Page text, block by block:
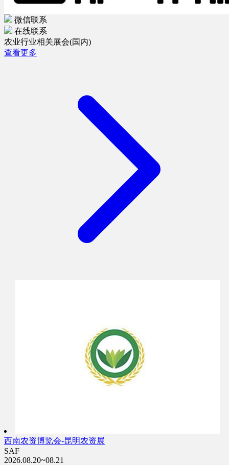
微信联系
在线联系
农业行业相关展会(国内)
查看更多
西南农资博览会-昆明农资展
SAF
2026.08.20~08.21